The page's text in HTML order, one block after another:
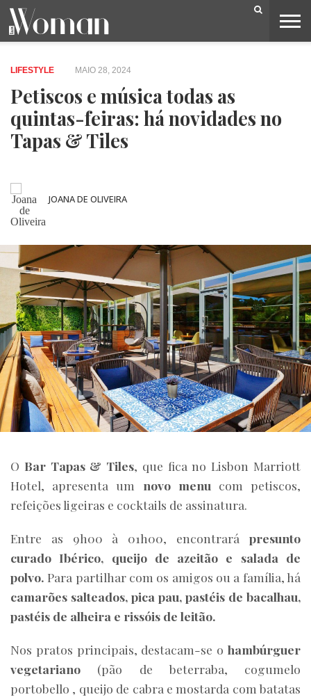
BELEZA
CAPA
LIFESTYLE
MODA
OPINIÃO
PESSOAS
SOCIEDADE
VIDEOS
LIFESTYLE MAIO 28, 2024
Petiscos e música todas as
quintas-feiras: há novidades no
Tapas & Tiles
JOANA DE OLIVEIRA
O Bar Tapas & Tiles, que fica no Lisbon Marriott
Hotel, apresenta um novo menu com petiscos,
refeições ligeiras e cocktails de assinatura.
Entre as 9h00 à 01h00, encontrará presunto
curado Ibérico, queijo de azeitão e salada de
polvo. Para partilhar com os amigos ou a família, há
camarões salteados, pica pau, pastéis de bacalhau,
pastéis de alheira e rissóis de leitão.
Nos pratos principais, destacam-se o hambúrguer
vegetariano (pão de beterraba, cogumelo
portobello , queijo de cabra e mostarda com batatas